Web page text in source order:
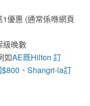
優惠 (通常係喺網頁
級晚數
如AE既Hilton 訂
、Shangri-la訂